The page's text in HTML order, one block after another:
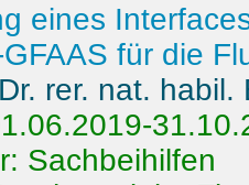
eines
für die
rer. nat.
Sachbeihilfen